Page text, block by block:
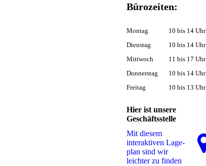
Bürozeiten:
Montag
10 bis 14 Uhr
Dienstag
10 bis 14 Uhr
Mittwoch
11 bis 17 Uhr
Donnerstag
10 bis 14 Uhr
Freitag
10 bis 13 Uhr
Hier ist unsere
Geschäftsstelle
Mit diesem
interaktiven La­ge­
plan sind wir
leichter zu finden